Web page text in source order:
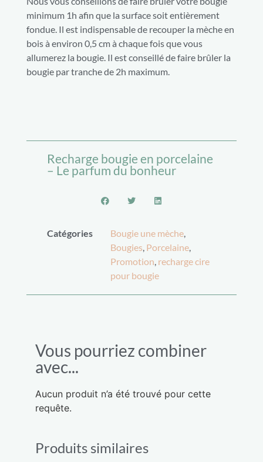
minimum 1h afin que la surface soit entièrement
fondue. Il est indispensable de recouper la mèche en
bois à environ 0,5 cm à chaque fois que vous
allumerez la bougie. Il est conseillé de faire brûler la
bougie par tranche de 2h maximum.
Recharge bougie en porcelaine
– Le parfum du bonheur
Catégories Bougie une mèche
Bougies Porcelaine
Promotion recharge cire
pour bougie
Vous pourriez combiner
avec...
Aucun produit n’a été trouvé pour cette
requête.
Produits similaires